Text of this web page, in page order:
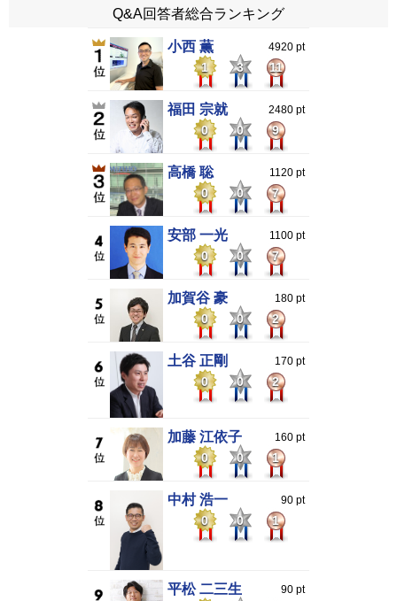
Q&A回答者総合ランキング
小西 薫 4920 pt
1 3 11
福田 宗就 2480 pt
0 0 9
高橋 聡 1120 pt
0 0 7
安部 一光 1100 pt
0 0 7
加賀谷 豪 180 pt
0 0 2
土谷 正剛 170 pt
0 0 2
加藤 江依子 160 pt
0 0 1
中村 浩一 90 pt
0 0 1
平松 二三生 90 pt